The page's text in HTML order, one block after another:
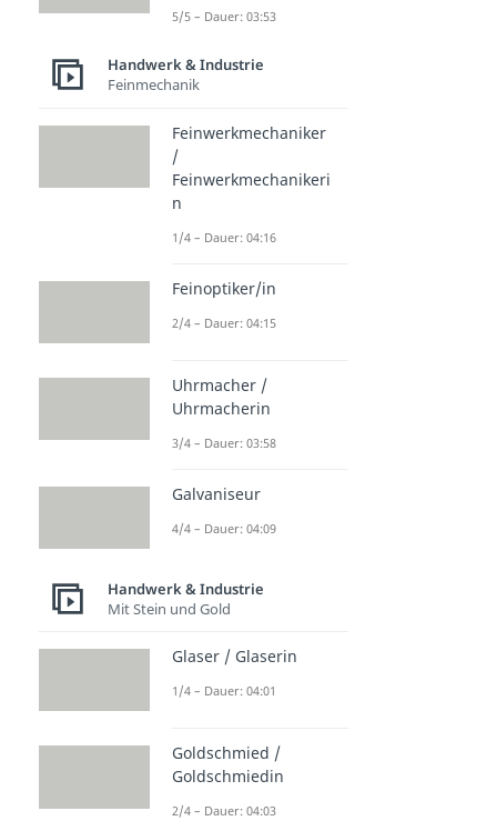
5/5 – Dauer: 03:53
Handwerk & Industrie
Feinmechanik
Feinwerkmechaniker
/
Feinwerkmechanikeri
n
1/4 – Dauer: 04:16
Feinoptiker/in
2/4 – Dauer: 04:15
Uhrmacher /
Uhrmacherin
3/4 – Dauer: 03:58
Galvaniseur
4/4 – Dauer: 04:09
Handwerk & Industrie
Mit Stein und Gold
Glaser / Glaserin
1/4 – Dauer: 04:01
Goldschmied /
Goldschmiedin
2/4 – Dauer: 04:03